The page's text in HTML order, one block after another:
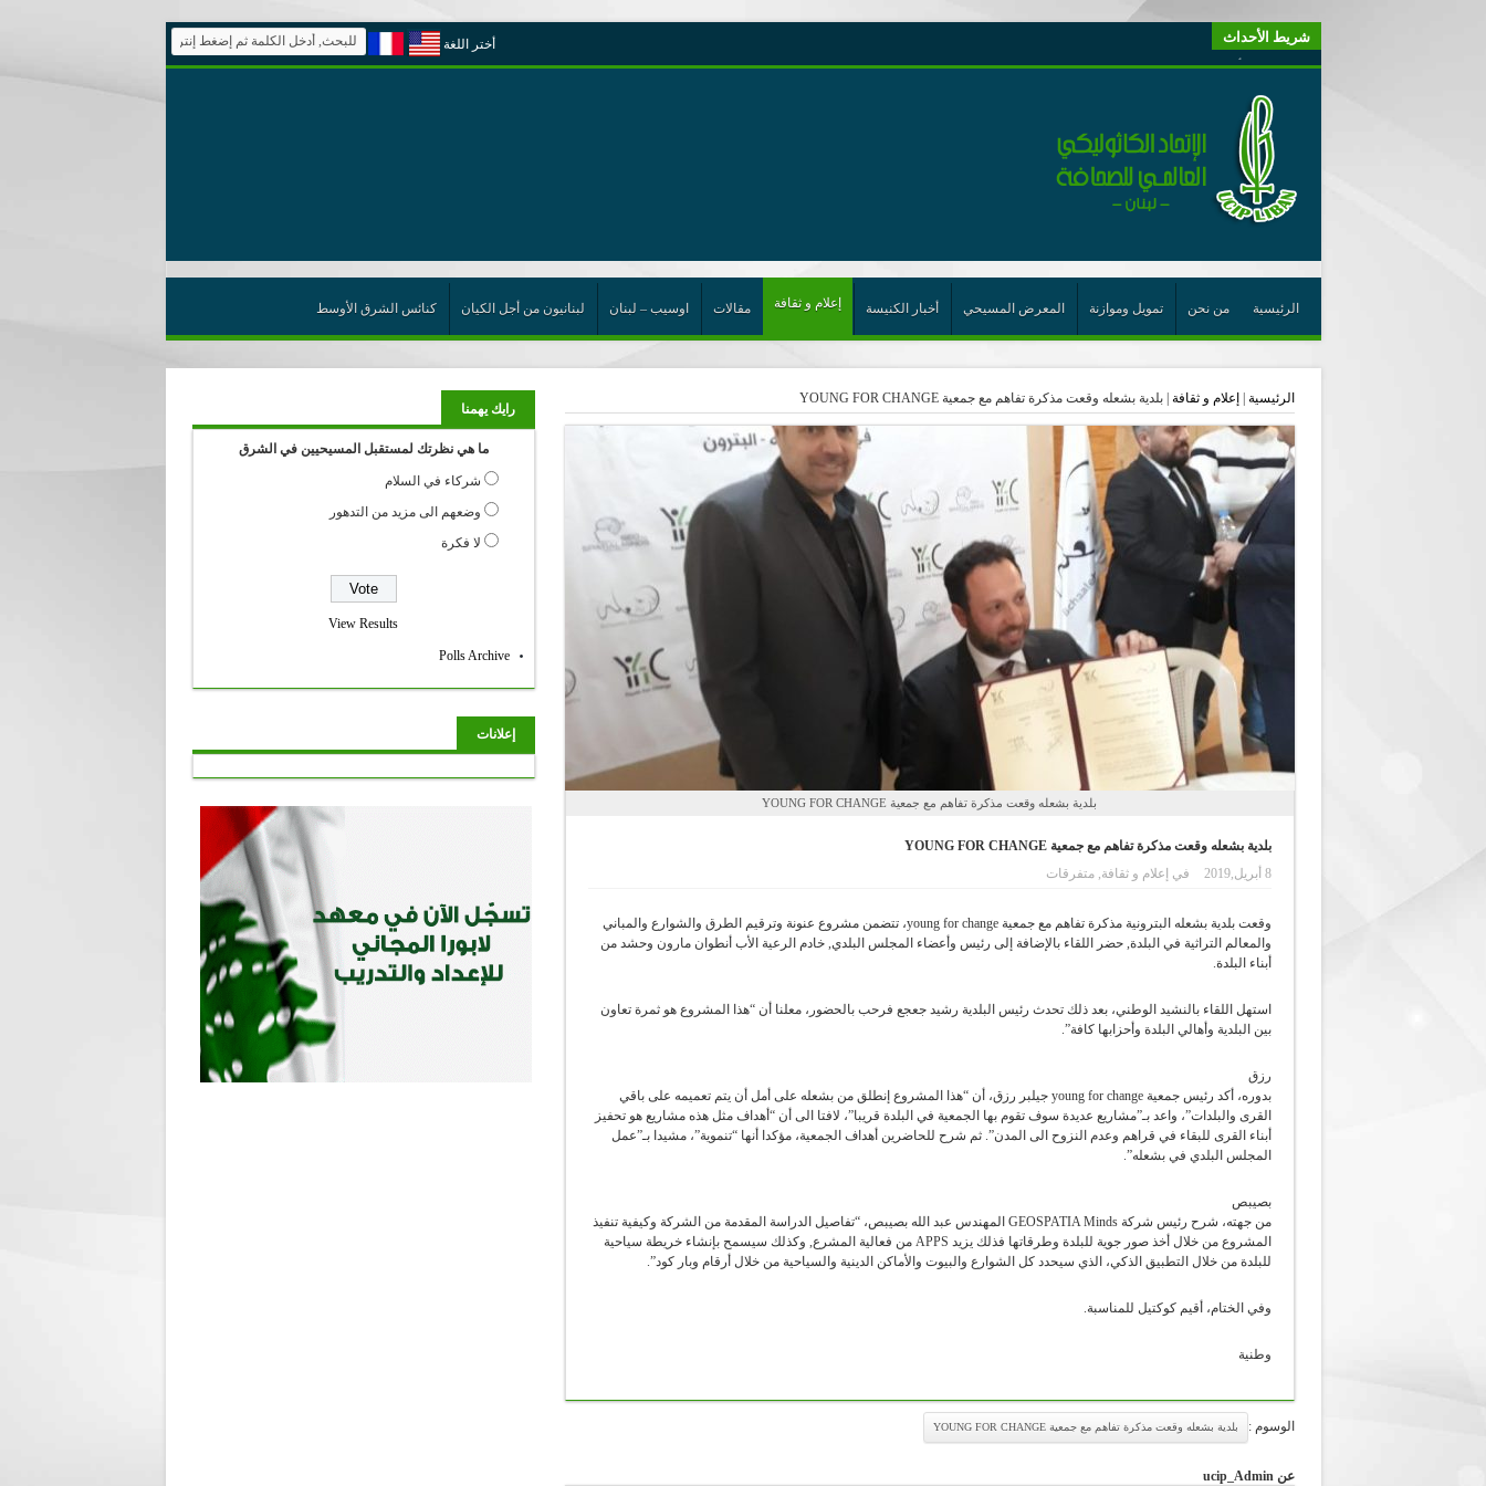
شريط الأحداث
“لبنانيون من أجل الكيان” (اتحاد اورا) : طرح رئيس الجمهورية حول اللامركزية الموسعة شرط واجب للخروج من حالة الجمود
“الوحدة في التعدّد: إعادة بناء الديمقراطيّة التوافقيّة في لبنان”
يتبع في معنى الأعجوبة
ترشيح أسعد جوان لجائزة نوبل يعزّز تثبيت
احتفالات عيد القديس شربل تتواصل في بقاعكفرا…
الأعجوبة في المسيحيّة: معنًى وحدًّا
من يختصر الله يجعل الدين خطرًا
أيّ عيش مشترك نريد؟
أختر اللغة
الرئيسية من نحن تمويل وموازنة المعرض المسيحي أخبار الكنيسة إعلام و ثقافة مقالات اوسيب – لبنان لبنانيون من أجل الكيان كنائس الشرق الأوسط
الرئيسية إعلام و ثقافة |بلدية بشعله وقعت مذكرة تفاهم مع جمعية YOUNG FOR CHANGE
بلدية بشعله وقعت مذكرة تفاهم مع جمعية YOUNG FOR CHANGE
بلدية بشعله وقعت مذكرة تفاهم مع جمعية YOUNG FOR CHANGE
8 أبريل,2019
في إعلام و ثقافة,متفرقات
وقعت بلدية بشعله البترونية مذكرة تفاهم مع جمعية young for change، تتضمن مشروع عنونة وترقيم الطرق والشوارع والمباني
والمعالم التراثية في البلدة, حضر اللقاء بالإضافة إلى رئيس وأعضاء المجلس البلدي, خادم الرعية الأب أنطوان مارون وحشد من
أبناء البلدة.
استهل اللقاء بالنشيد الوطني، بعد ذلك تحدث رئيس البلدية رشيد جعجع فرحب بالحضور، معلنا أن “هذا المشروع هو ثمرة تعاون
بين البلدية وأهالي البلدة وأحزابها كافة”.
رزق
بدوره، أكد رئيس جمعية young for change جيلبر رزق، أن “هذا المشروع إنطلق من بشعله على أمل أن يتم تعميمه على باقي
القرى والبلدات”، واعد بـ”مشاريع عديدة سوف تقوم بها الجمعية في البلدة قريبا”، لافتا الى أن “أهداف مثل هذه مشاريع هو تحفيز
أبناء القرى للبقاء في قراهم وعدم النزوح الى المدن”. ثم شرح للحاضرين أهداف الجمعية، مؤكدا أنها “تنموية”، مشيدا بـ”عمل
المجلس البلدي في بشعله”.
بصيبص
من جهته، شرح رئيس شركة GEOSPATIA Minds المهندس عبد الله بصيبص، “تفاصيل الدراسة المقدمة من الشركة وكيفية تنفيذ
المشروع من خلال أخذ صور جوية للبلدة وطرقاتها فذلك يزيد APPS من فعالية المشرع, وكذلك سيسمح بإنشاء خريطة سياحية
للبلدة من خلال التطبيق الذكي، الذي سيحدد كل الشوارع والبيوت والأماكن الدينية والسياحية من خلال أرقام وبار كود”.
وفي الختام، أقيم كوكتيل للمناسبة.
وطنية
الوسوم : بلدية بشعله وقعت مذكرة تفاهم مع جمعية YOUNG FOR CHANGE
عن ucip_Admin
رايك يهمنا
ما هي نظرتك لمستقبل المسيحيين في الشرق
شركاء في السلام
وضعهم الى مزيد من التدهور
لا فكرة
View Results
Polls Archive
إعلانات